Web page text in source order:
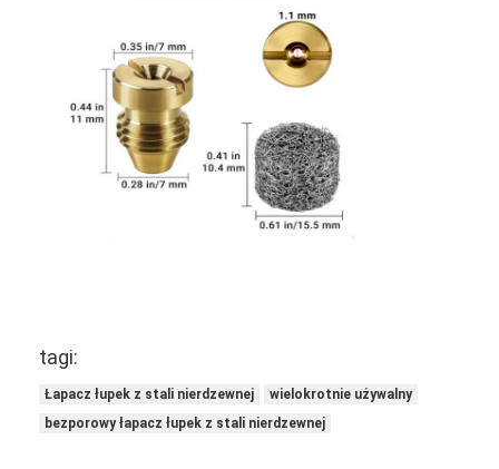
Dom
Skontaktuj się z nami
Aktualności
tagi:
Łapacz łupek z stali nierdzewnej
wielokrotnie używalny
bezporowy łapacz łupek z stali nierdzewnej